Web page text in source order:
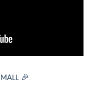
🎉